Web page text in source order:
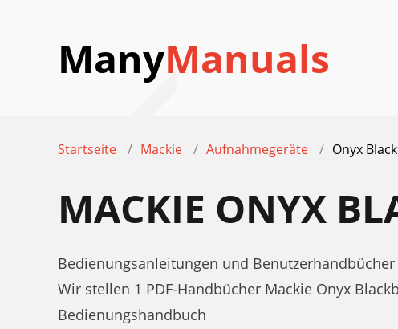
ManyManuals
Startseite Mackie Aufnahmegeräte Onyx
MACKIE ONYX
Bedienungsanleitungen und
Wir stellen 1 PDF-Handbücher Mackie Onyx
Bedienungshandbuch